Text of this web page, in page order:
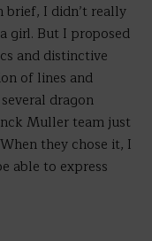
I didn’t really
girl. But I proposed
and distinctive
of lines and
dragon
Muller team just
they chose it, I
able to express